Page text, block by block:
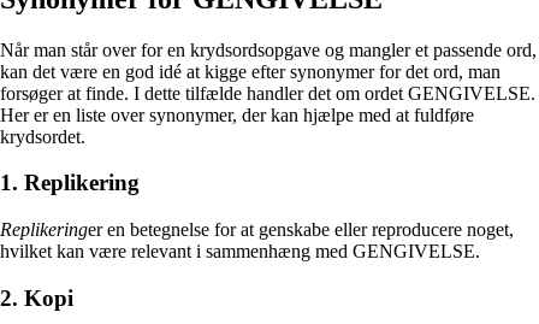
Når man står over for en krydsordsopgave og mangler et passende ord,
kan det være en god idé at kigge efter synonymer for det ord, man
forsøger at finde. I dette tilfælde handler det om ordet GENGIVELSE.
Her er en liste over synonymer, der kan hjælpe med at fuldføre
krydsordet.
1. Replikering
Replikeringer en betegnelse for at genskabe eller reproducere noget,
hvilket kan være relevant i sammenhæng med GENGIVELSE.
2. Kopi